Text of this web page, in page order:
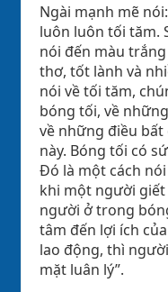
Ngài mạnh mẽ
luôn luôn tối tăm.
nói đến màu
thơ, tốt lành và
nói về tối tăm,
bóng tối, về
về những điều bất
này. Bóng tối có
Đó là một cách
khi một người giết
người ở trong
tâm đến lợi ích
lao động, thì
mặt luân lý”.